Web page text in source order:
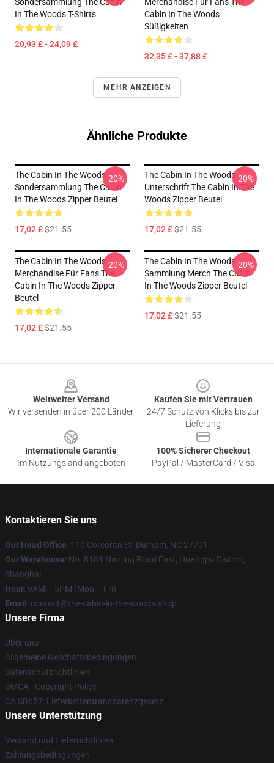
In The Woods T-Shirts
20,93 £ - 24,09 £
Cabin In The Woods
Süßigkeiten
32,35 £ - 37,88 £
MEHR ANZEIGEN
Ähnliche Produkte
The Cabin In The Woods
Sondersammlung The Cabin
In The Woods Zipper Beutel
17,02 £$21.55
-20%
The Cabin In The Woods
Unterschrift The Cabin In The
Woods Zipper Beutel
17,02 £$21.55
-20%
The Cabin In The Woods
Merchandise Für Fans The
Cabin In The Woods Zipper
Beutel
17,02 £$21.55
-20%
The Cabin In The Woods
Sammlung Merch The Cabin
In The Woods Zipper Beutel
17,02 £$21.55
-20%
Weltweiter Versand
Wir versenden in über 200 Länder
Kaufen Sie mit Vertrauen
24/7 Schutz von Klicks bis zur
Lieferung
Internationale Garantie
Im Nutzungsland angeboten
100% Sicherer Checkout
PayPal / MasterCard / Visa
Kontaktieren Sie uns
Our Head Office: 110 Corcoran St, Durham, NC 27701
Our Warehouse: No. 8181 Nanjing Road East, Huangpu District,
Shanghai
Hour: 9AM – 5PM (Mon – Fri)
Email : contact@the-cabin-in-the-woods.shop
Unsere Firma
Über uns
Allgemeine Geschäftsbedingungen
Datenschutzrichtlinien
DMCA - Copyright Policy
CA SB657: Lieferkettentransparenzgesetz
Unsere Unterstützung
Versand und Lieferrichtlinien
Zahlungsbedingungen